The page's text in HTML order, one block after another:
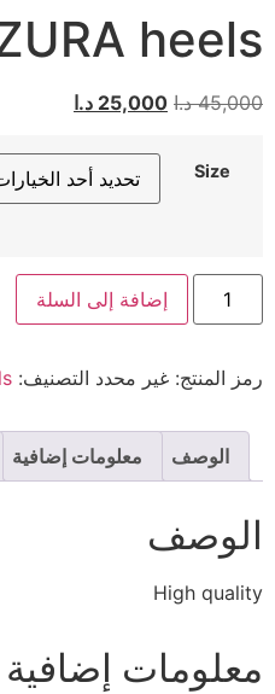
heels
45,000 د.ا 25,000 د.ا
Size
إضافة إلى السلة
رمز المنتج: غير محدد التصنيف:
الوصف معلومات إضافية
الوصف
High quality
معلومات إضافية